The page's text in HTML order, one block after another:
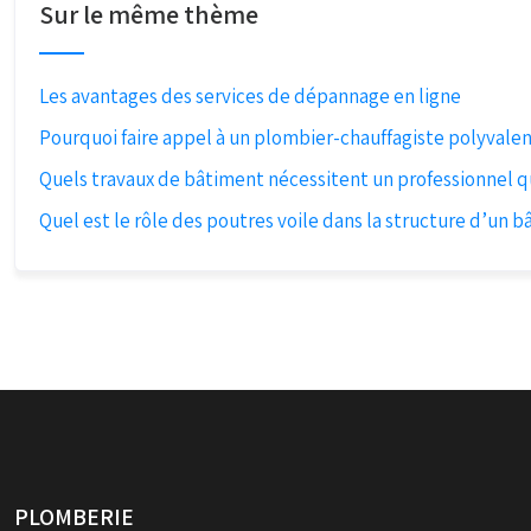
Sur le même thème
Les avantages des services de dépannage en ligne
Pourquoi faire appel à un plombier-chauffagiste
Quels travaux de bâtiment nécessitent un professionnel
Quel est le rôle des poutres voile dans la structure d’un
PLOMBERIE